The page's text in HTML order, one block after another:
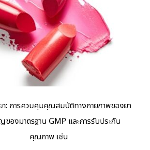
า: การควบคุมคุณสมบัติทางกายภาพของยา
ของมาตรฐาน GMP และการรับประกัน
คุณภาพ เช่น